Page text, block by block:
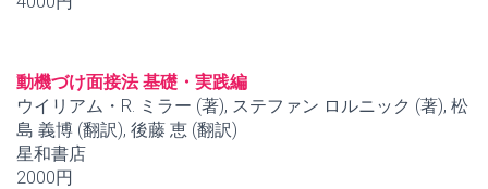
動機づけ面接法 基礎・実践編
ウイリアム・R. ミラー (著), ステファン ロルニック (著), 松
島 義博 (翻訳), 後藤 恵 (翻訳)
星和書店
2000円